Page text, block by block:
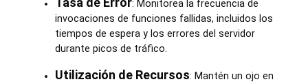
: Monitorea la frecuencia de
invocaciones de funciones fallidas, incluidos los
tiempos de espera y los errores del servidor
durante picos de tráfico.
Utilización de Recursos: Mantén un ojo en